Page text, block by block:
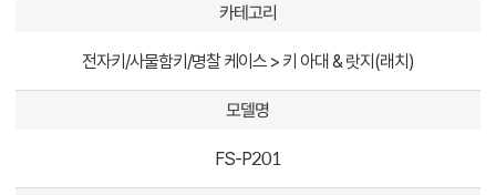
카테고리
전자키/사물함키/명찰 케이스 > 키 아대 & 랏지(래치)
모델명
FS-P201